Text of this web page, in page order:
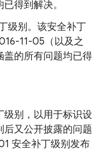
得到解决。
级别。该安全补丁
11-05（以及之
盖的所有问题均已得
级别，以用于标识设
又公开披露的问题
安全补丁级别发布